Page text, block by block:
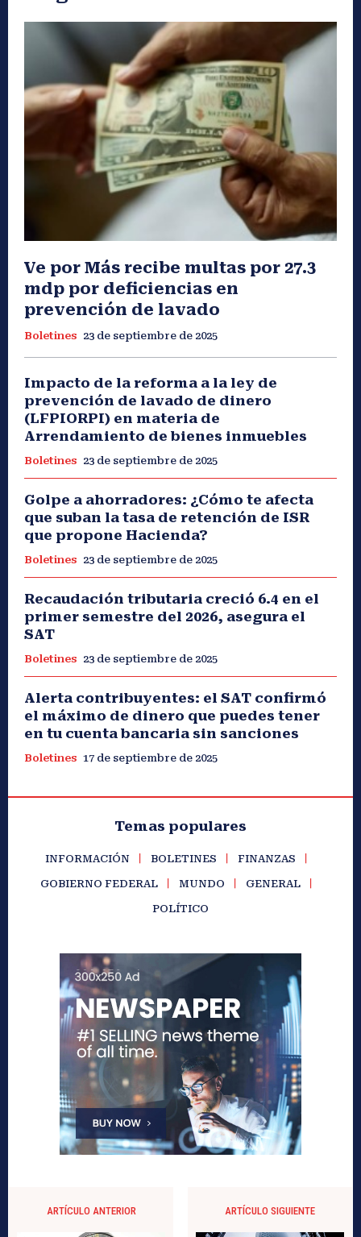
Ve por Más recibe multas por 27.3
mdp por deficiencias en
prevención de lavado
Boletines 23 de septiembre de 2025
Impacto de la reforma a la ley de
prevención de lavado de dinero
(LFPIORPI) en materia de
Arrendamiento de bienes inmuebles
Boletines 23 de septiembre de 2025
Golpe a ahorradores: ¿Cómo te afecta
que suban la tasa de retención de ISR
que propone Hacienda?
Boletines 23 de septiembre de 2025
Recaudación tributaria creció 6.4 en el
primer semestre del 2026, asegura el
SAT
Boletines 23 de septiembre de 2025
Alerta contribuyentes: el SAT confirmó
el máximo de dinero que puedes tener
en tu cuenta bancaria sin sanciones
Boletines 17 de septiembre de 2025
Temas populares
INFORMACIÓN BOLETINES FINANZAS
GOBIERNO FEDERAL MUNDO GENERAL
POLÍTICO
ARTÍCULO ANTERIOR ARTÍCULO SIGUIENTE